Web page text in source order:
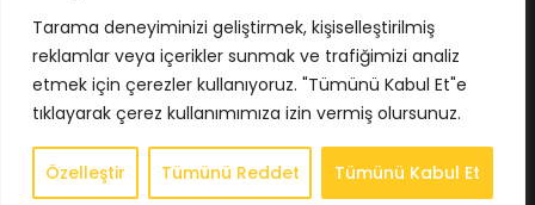
Tarama deneyiminizi geliştirmek, kişiselleştirilmiş
reklamlar veya içerikler sunmak ve trafiğimizi analiz
etmek için çerezler kullanıyoruz. "Tümünü Kabul Et"e
tıklayarak çerez kullanımımıza izin vermiş olursunuz.
Özelleştir Tümünü Reddet Tümünü Kabul Et
KURUMSAL
Anasayfa
Hakkımızda
Store
İletişim
0